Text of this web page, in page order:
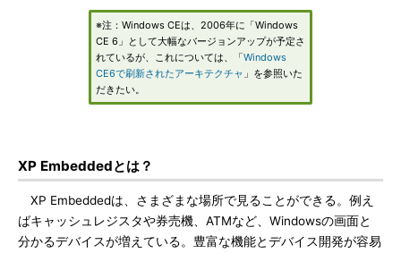
※注：Windows CEは、2006年に「Windows
CE 6」として大幅なバージョンアップが予定さ
れているが、これについては、「Windows
CE6で刷新されたアーキテクチャ 」を参照いた
だきたい。
XP Embeddedとは？
XP Embeddedは、さまざまな場所で見ることができる。例え
ばキャッシュレジスタや券売機、ATMなど、Windowsの画面と
分かるデバイスが増えている。豊富な機能とデバイス開発が容易